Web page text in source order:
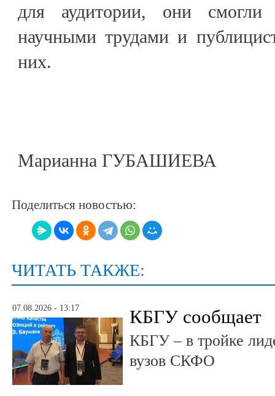
для аудитории, они смогли
научными трудами и
них.
Марианна ГУБАШИЕВА
Поделиться новостью:
ЧИТАТЬ ТАКЖЕ:
07.08.2026 - 13:17 КБГУ сообщает
КБГУ – в тройке
вузов СКФО